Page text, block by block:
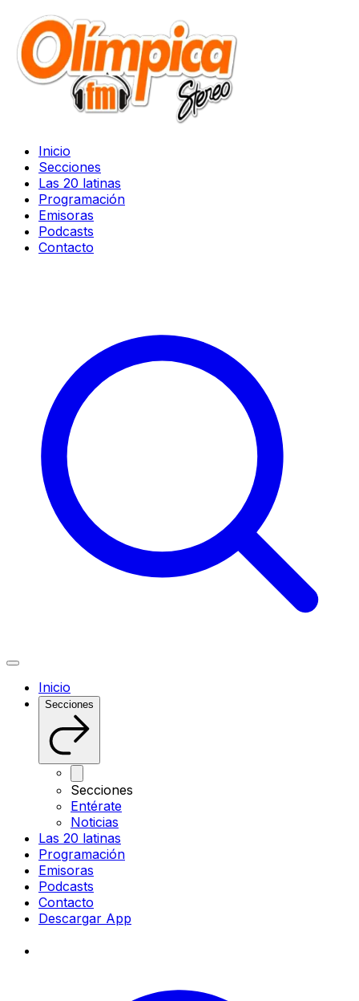
Inicio
Secciones
Las 20 latinas
Programación
Emisoras
Podcasts
Contacto
Inicio
Secciones
Secciones
Entérate
Noticias
Las 20 latinas
Programación
Emisoras
Podcasts
Contacto
Descargar App